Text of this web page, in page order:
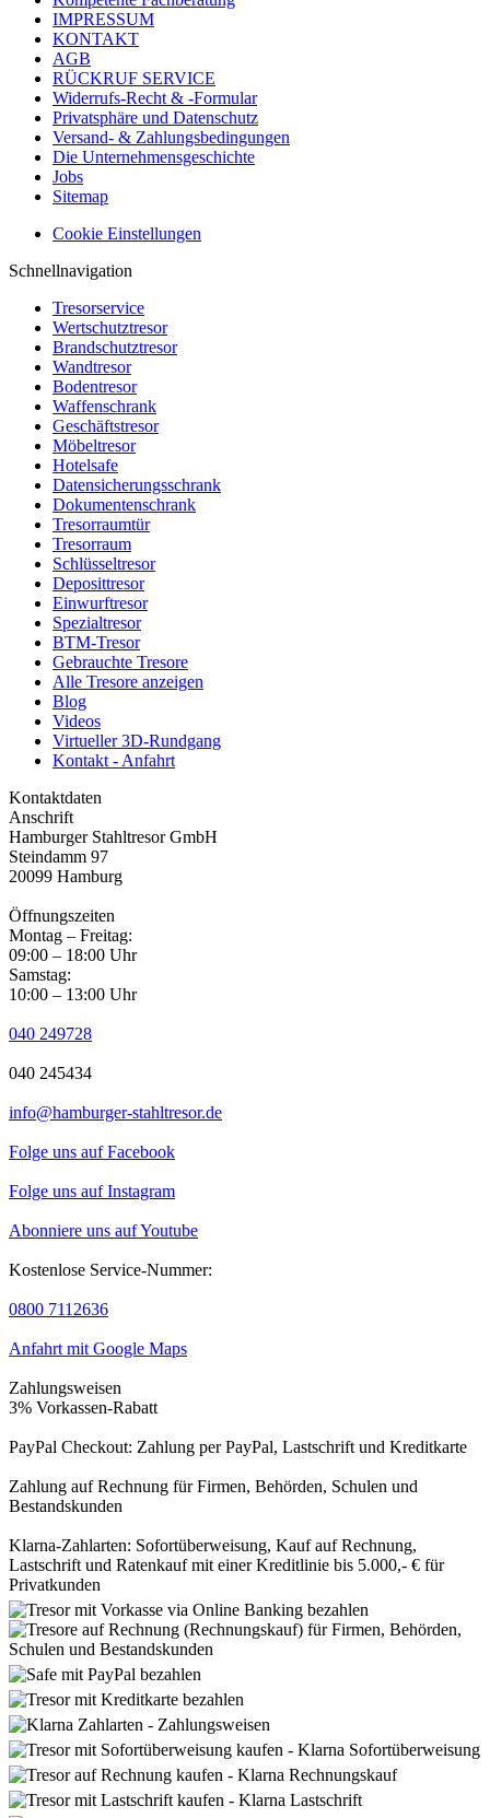
IMPRESSUM
KONTAKT
AGB
RÜCKRUF SERVICE
Widerrufs-Recht & -Formular
Privatsphäre und Datenschutz
Versand- & Zahlungsbedingungen
Die Unternehmensgeschichte
Jobs
Sitemap
Cookie Einstellungen
Schnellnavigation
Tresorservice
Wertschutztresor
Brandschutztresor
Wandtresor
Bodentresor
Waffenschrank
Geschäftstresor
Möbeltresor
Hotelsafe
Datensicherungsschrank
Dokumentenschrank
Tresorraumtür
Tresorraum
Schlüsseltresor
Deposittresor
Einwurftresor
Spezialtresor
BTM-Tresor
Gebrauchte Tresore
Alle Tresore anzeigen
Blog
Videos
Virtueller 3D-Rundgang
Kontakt - Anfahrt
Kontaktdaten
Anschrift
Hamburger Stahltresor GmbH
Steindamm 97
20099 Hamburg
Öffnungszeiten
Montag – Freitag:
09:00 – 18:00 Uhr
Samstag:
10:00 – 13:00 Uhr
040 249728
040 245434
info@hamburger-stahltresor.de
Folge uns auf Facebook
Folge uns auf Instagram
Abonniere uns auf Youtube
Kostenlose Service-Nummer:
0800 7112636
Anfahrt mit Google Maps
Zahlungsweisen
3% Vorkassen-Rabatt
PayPal Checkout: Zahlung per PayPal, Lastschrift und Kreditkarte
Zahlung auf Rechnung für Firmen, Behörden, Schulen und
Bestandskunden
Klarna-Zahlarten: Sofortüberweisung, Kauf auf Rechnung,
Lastschrift und Ratenkauf mit einer Kreditlinie bis 5.000,- € für
Privatkunden